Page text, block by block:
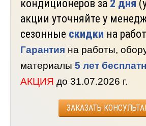
кондиционеров за 2 дня
акции уточняйте у
сезонные скидки на
Гарантия на работы,
материалы 5 лет
АКЦИЯ до 31.07.2026 г.
ЗАКАЗАТЬ